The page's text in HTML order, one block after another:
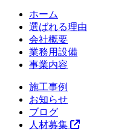
ホーム
選ばれる理由
会社概要
業務用設備
事業内容
施工事例
お知らせ
ブログ
人材募集